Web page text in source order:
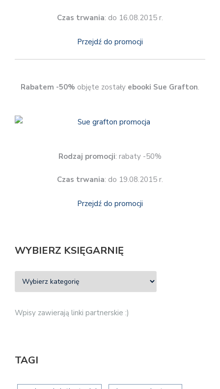
Czas trwania: do 16.08.2015 r.
Przejdź do promocji
Rabatem -50% objęte zostały ebooki Sue Grafton.
Rodzaj promocji: rabaty -50%
Czas trwania: do 19.08.2015 r.
Przejdź do promocji
WYBIERZ KSIĘGARNIĘ
Wpisy zawierają linki partnerskie :)
TAGI